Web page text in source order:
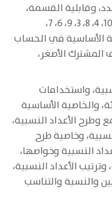
وقابلية القسمة،
وقواعد قابلية القسمة على 2، 5، 10، 4، 8، 3، 9، 6، 7،
الأساسية في الحساب
المشترك الأصغر،
واستخدامات
والخاصية الأساسية
وطرح الأعداد النسبية،
وخاصية طرح
النسبية وخواصها،
الأعداد النسبية،
والنسبة والتناسب